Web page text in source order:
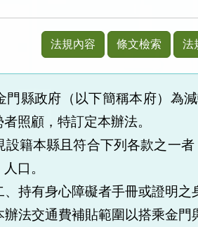
法規內容 條文檢索 法
門縣政府（以下簡稱本府）為
者照顧，特訂定本辦法。
設籍本縣且符合下列各款之一
人口。
、持有身心障礙者手冊或證明之
辦法交通費補貼範圍以搭乘金